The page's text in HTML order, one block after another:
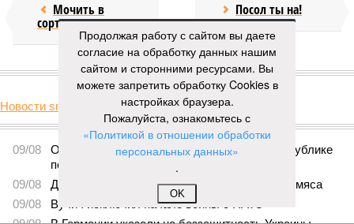
Мочить в
сортире
Посол ты на!
КОММЕНТАРИИ 0
Новости smi2.ru
Киев перешёл к террору гражданских, пора давать
адекватный ответ
Киев перешёл к террору гражданских, пора давать
адекватный ответ
184
Мочить в сортире
Продолжая работу с сайтом вы даете
согласие на обработку данных нашим
сайтом и сторонними ресурсами. Вы
можете запретить обработку Cookies в
настройках браузера.
Пожалуйста, ознакомьтесь с
«Политикой в отношении обработки
персональных данных»
.
OK